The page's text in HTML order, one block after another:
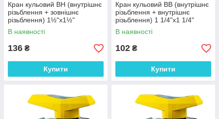
Кран кульовий ВН (внутрішнє
різьблення + зовнішнє
різьблення) 1½"х1½"
В наявності
136 ₴
Купити
Кран кульовий ВВ (внутрішнє
різьблення + внутрішнє
різьблення) 1 1/4"х1 1/4"
В наявності
102 ₴
Купити